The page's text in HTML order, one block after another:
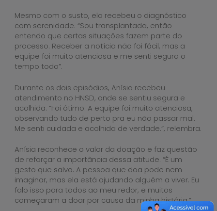
Mesmo com o susto, ela recebeu o diagnóstico
com serenidade. “Sou transplantada, então
entendo que certas situações fazem parte do
processo. Receber a notícia não foi fácil, mas a
equipe foi muito atenciosa e me senti segura o
tempo todo”.
Durante os dois episódios, Anísia recebeu
atendimento no HNSD, onde se sentiu segura e
acolhida. “Foi ótimo. A equipe foi muito atenciosa,
observando tudo de perto pra eu não passar mal.
Me senti cuidada e acolhida de verdade.”, relembra.
Anísia reconhece o valor da doação e faz questão
de reforçar a importância dessa atitude. “É um
gesto que salva. A pessoa que doa pode nem
imaginar, mas ela está ajudando alguém a viver. Eu
falo isso para todos ao meu redor, e muitos
começaram a doar por causa da minha história.”